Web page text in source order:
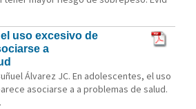
uso excesivo de
a
Álvarez JC. En adolescentes, el uso
asociarse a a problemas de salud.